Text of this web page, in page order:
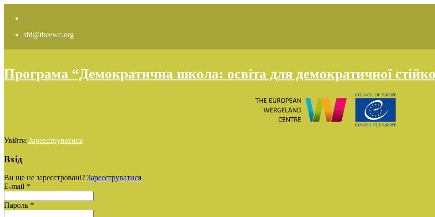
sfd@theewc.org
Програма “Демократична школа: освіта для демократичної
Увійти Зареєструватися
Вхід
Ви ще не зареєстровані? Зареєструватися
E-mail *
Пароль *